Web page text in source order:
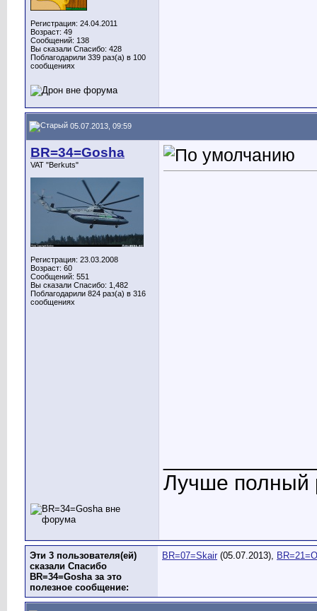
Регистрация: 24.04.2011
Возраст: 49
Сообщений: 138
Вы сказали Спасибо: 428
Поблагодарили 339 раз(а) в 100
сообщениях
05.07.2013, 09:59
BR=34=Gosha
VAT "Berkuts"
Регистрация: 23.03.2008
Возраст: 60
Сообщений: 551
Вы сказали Спасибо: 1,482
Поблагодарили 824 раз(а) в 316
сообщениях
Лучше полный
Эти 3 пользователя(ей)
сказали Спасибо
BR=34=Gosha за это
полезное сообщение:
BR=07=Skair (05.07.2013),